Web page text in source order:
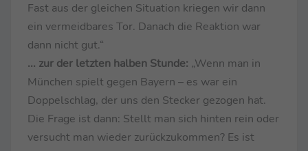
Fast aus der gleichen Situation kriegen wir dann
ein vermeidbares Tor. Danach die Reaktion war
dann nicht gut.“
... zur der letzten halben Stunde: „Wenn man in
München spielt gegen Bayern – es war ein
Doppelschlag, der uns den Stecker gezogen hat.
Die Frage ist dann: Stellt man sich hinten rein oder
versucht man wieder zurückzukommen? Es ist